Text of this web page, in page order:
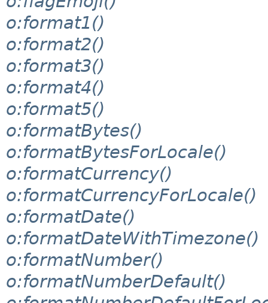
o:format1()
o:format2()
o:format3()
o:format4()
o:format5()
o:formatBytes()
o:formatBytesForLocale()
o:formatCurrency()
o:formatCurrencyForLocale()
o:formatDate()
o:formatDateWithTimezone()
o:formatNumber()
o:formatNumberDefault()